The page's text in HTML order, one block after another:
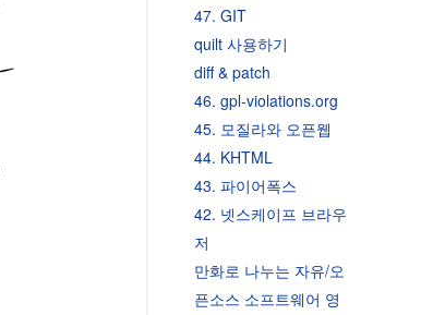
47. GIT
quilt 사용하기
diff & patch
46. gpl-violations.org
45. 모질라와 오픈웹
44. KHTML
43. 파이어폭스
42. 넷스케이프 브라우
저
만화로 나누는 자유/오
픈소스 소프트웨어 영